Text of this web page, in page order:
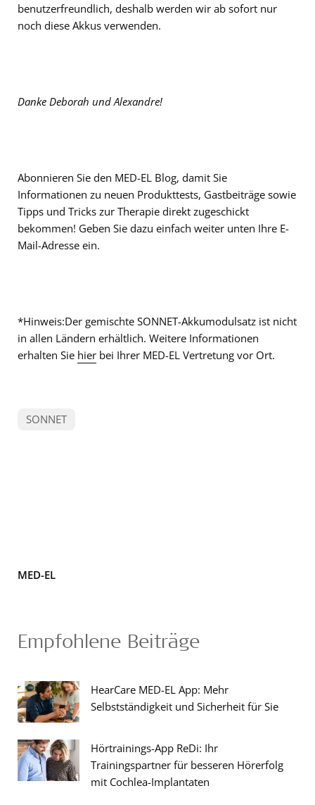
benutzerfreundlich, deshalb werden wir ab sofort nur
noch diese Akkus verwenden.
Danke Deborah und Alexandre!
Abonnieren Sie den MED-EL Blog, damit Sie
Informationen zu neuen Produkttests, Gastbeiträge sowie
Tipps und Tricks zur Therapie direkt zugeschickt
bekommen! Geben Sie dazu einfach weiter unten Ihre E-
Mail-Adresse ein.
*Hinweis:Der gemischte SONNET-Akkumodulsatz ist nicht
in allen Ländern erhältlich. Weitere Informationen
erhalten Sie hier bei Ihrer MED-EL Vertretung vor Ort.
SONNET
MED-EL
Empfohlene Beiträge
HearCare MED-EL App: Mehr
Selbstständigkeit und Sicherheit für Sie
Hörtrainings-App ReDi: Ihr
Trainingspartner für besseren Hörerfolg
mit Cochlea-Implantaten